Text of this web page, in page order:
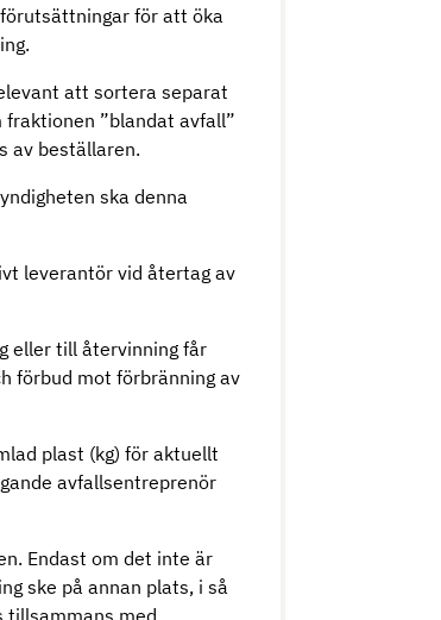
för att öka
att sortera separat
”blandat avfall”
av beställaren.
ska denna
leverantör vid återtag av
eller till återvinning får
förbud mot förbränning av
plast (kg) för aktuellt
avfallsentreprenör
Endast om det inte är
ske på annan plats, i så
tillsammans med